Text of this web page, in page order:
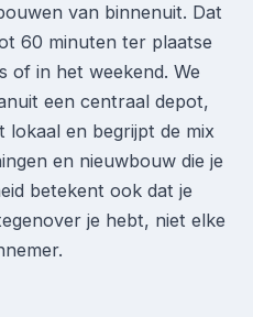
van binnenuit. Dat
60 minuten ter plaatse
of in het weekend. We
een centraal depot,
en begrijpt de mix
en nieuwbouw die je
betekent ook dat je
je hebt, niet elke